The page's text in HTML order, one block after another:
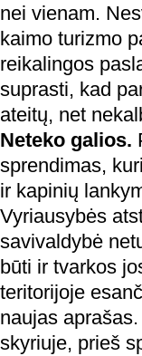
nei vienam.
kaimo turizmo
reikalingos
suprasti, kad
ateitų, net
Neteko galios.
sprendimas,
ir kapinių
Vyriausybės
savivaldybė
būti ir tvarkos
teritorijoje
naujas
skyriuje, prieš